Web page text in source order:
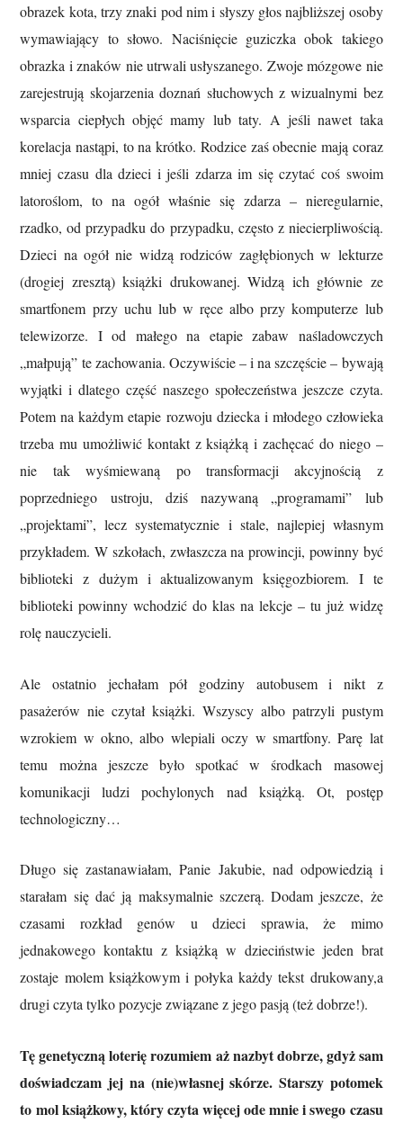
obrazek kota, trzy znaki pod nim i słyszy głos najbliższej osoby
wymawiający to słowo. Naciśnięcie guziczka obok takiego
obrazka i znaków nie utrwali usłyszanego. Zwoje mózgowe nie
zarejestrują skojarzenia doznań słuchowych z wizualnymi bez
wsparcia ciepłych objęć mamy lub taty. A jeśli nawet taka
korelacja nastąpi, to na krótko. Rodzice zaś obecnie mają coraz
mniej czasu dla dzieci i jeśli zdarza im się czytać coś swoim
latoroślom, to na ogół właśnie się zdarza – nieregularnie,
rzadko, od przypadku do przypadku, często z niecierpliwością.
Dzieci na ogół nie widzą rodziców zagłębionych w lekturze
(drogiej zresztą) książki drukowanej. Widzą ich głównie ze
smartfonem przy uchu lub w ręce albo przy komputerze lub
telewizorze. I od małego na etapie zabaw naśladowczych
„małpują” te zachowania. Oczywiście – i na szczęście – bywają
wyjątki i dlatego część naszego społeczeństwa jeszcze czyta.
Potem na każdym etapie rozwoju dziecka i młodego człowieka
trzeba mu umożliwić kontakt z książką i zachęcać do niego –
nie tak wyśmiewaną po transformacji akcyjnością z
poprzedniego ustroju, dziś nazywaną „programami” lub
„projektami”, lecz systematycznie i stale, najlepiej własnym
przykładem. W szkołach, zwłaszcza na prowincji, powinny być
biblioteki z dużym i aktualizowanym księgozbiorem. I te
biblioteki powinny wchodzić do klas na lekcje – tu już widzę
rolę nauczycieli.
Ale ostatnio jechałam pół godziny autobusem i nikt z
pasażerów nie czytał książki. Wszyscy albo patrzyli pustym
wzrokiem w okno, albo wlepiali oczy w smartfony. Parę lat
temu można jeszcze było spotkać w środkach masowej
komunikacji ludzi pochylonych nad książką. Ot, postęp
technologiczny…
Długo się zastanawiałam, Panie Jakubie, nad odpowiedzią i
starałam się dać ją maksymalnie szczerą. Dodam jeszcze, że
czasami rozkład genów u dzieci sprawia, że mimo
jednakowego kontaktu z książką w dzieciństwie jeden brat
zostaje molem książkowym i połyka każdy tekst drukowany,a
drugi czyta tylko pozycje związane z jego pasją (też dobrze!).
Tę genetyczną loterię rozumiem aż nazbyt dobrze, gdyż sam
doświadczam jej na (nie)własnej skórze. Starszy potomek
to mol książkowy, który czyta więcej ode mnie i swego czasu